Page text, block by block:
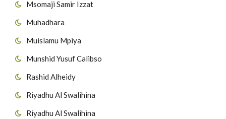
Msomaji Samir Izzat
Muhadhara
Muislamu Mpiya
Munshid Yusuf Calibso
Rashid Alheidy
Riyadhu Al Swalihina
Riyadhu Al Swalihina